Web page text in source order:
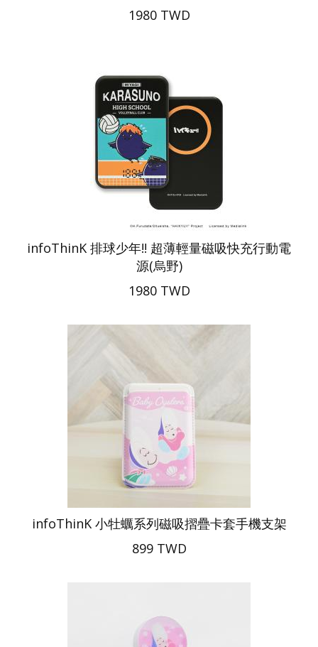
1980 TWD
infoThinK 排球少年!! 超薄輕量磁吸快充行動電
源(烏野)
1980 TWD
infoThinK 小牡蠣系列磁吸摺疊卡套手機支架
899 TWD